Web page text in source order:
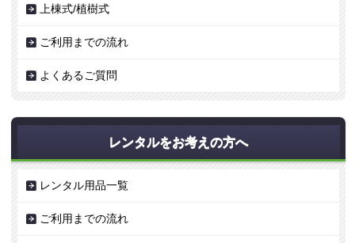
上棟式/植樹式
ご利用までの流れ
よくあるご質問
レンタルをお考えの方へ
レンタル用品一覧
ご利用までの流れ